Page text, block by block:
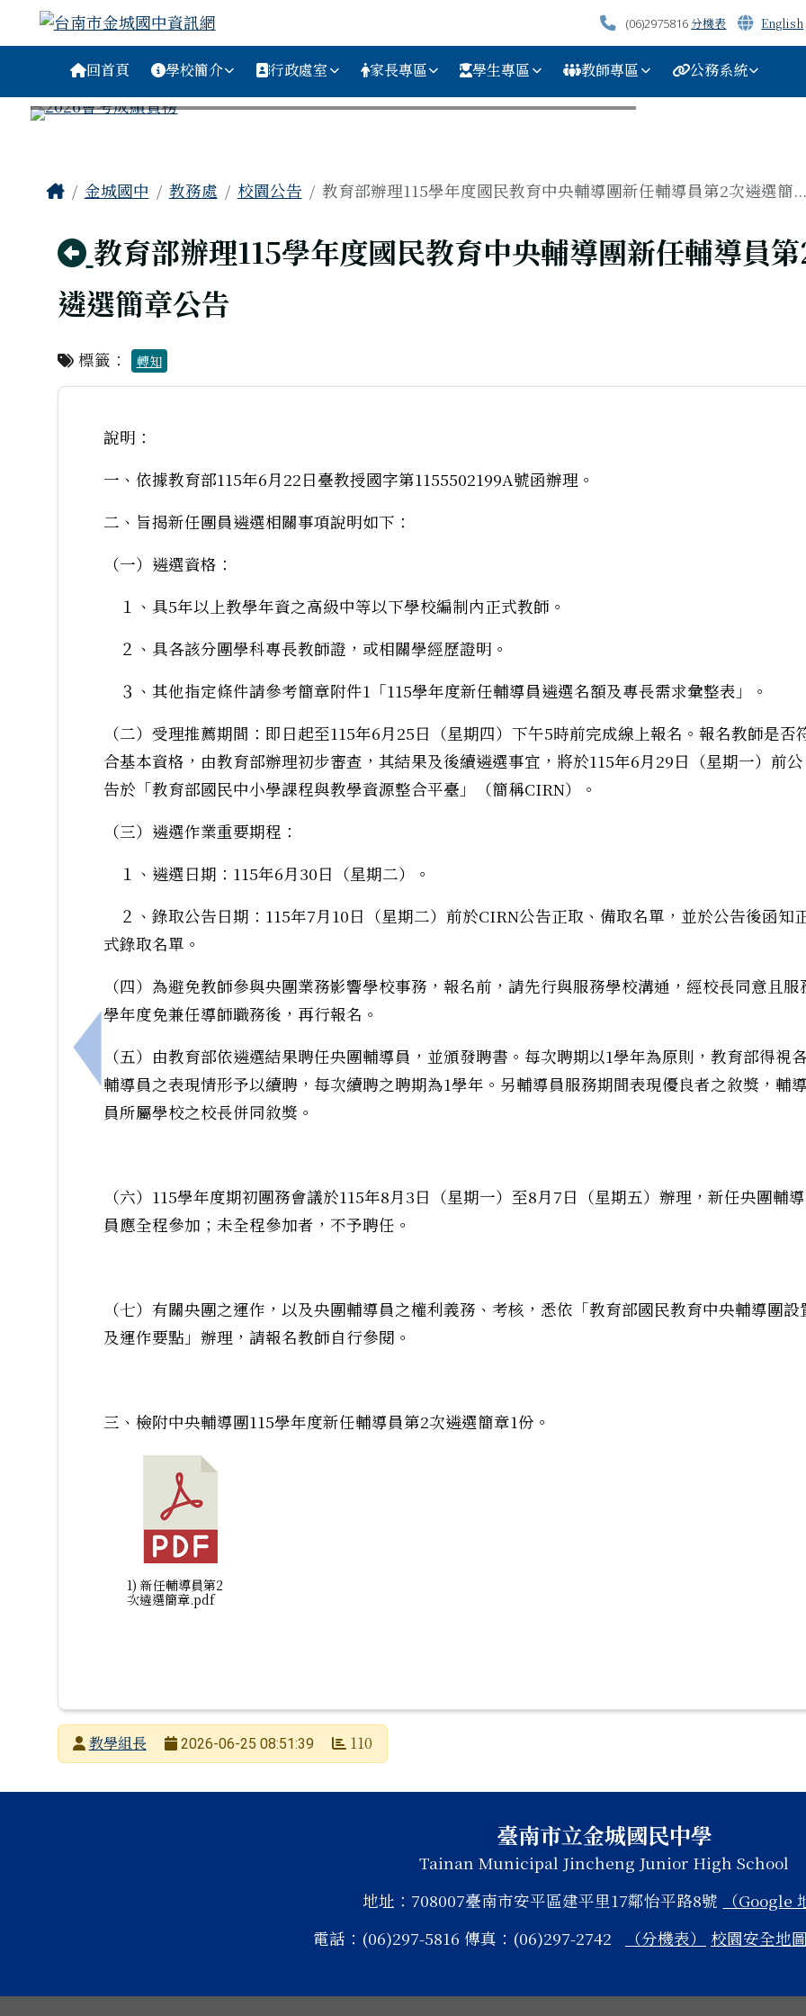
跳至主內容區
台南市金城國中資訊網 (06)2975816分機表 English
導覽列回首頁 學校簡介 行政處室 家長專區 學生專區 教師專區 公務系統
主內容區域
Home金城國中 教務處 校園公告 教育部辦理115學年度國民教育中央輔導團新任輔導員第2次遴選簡...
回上頁
教育部辦理115學年度國民教育中央輔導團新任輔導員
遴選簡章公告
標籤： 轉知
上一筆：115學年教科書選用版本
說明：
一、依據教育部115年6月22日臺教授國字第1155502199A號函辦理。
二、旨揭新任團員遴選相關事項說明如下：
（一）遴選資格：
１、具5年以上教學年資之高級中等以下學校編制內正式教師。
２、具各該分團學科專長教師證，或相關學經歷證明。
３、其他指定條件請參考簡章附件1「115學年度新任輔導員遴選名額及專長需求彙整表」。
（二）受理推薦期間：即日起至115年6月25日（星期四）下午5時前完成線上報名。報名教師是否
合基本資格，由教育部辦理初步審查，其結果及後續遴選事宜，將於115年6月29日（星期一）前公
告於「教育部國民中小學課程與教學資源整合平臺」（簡稱CIRN）。
（三）遴選作業重要期程：
１、遴選日期：115年6月30日（星期二）。
２、錄取公告日期：115年7月10日（星期二）前於CIRN公告正取、備取名單，並於公告後函知
式錄取名單。
（四）為避免教師參與央團業務影響學校事務，報名前，請先行與服務學校溝通，經校長同意且服
學年度免兼任導師職務後，再行報名。
（五）由教育部依遴選結果聘任央團輔導員，並頒發聘書。每次聘期以1學年為原則，教育部得視
輔導員之表現情形予以續聘，每次續聘之聘期為1學年。另輔導員服務期間表現優良者之敘獎，輔
員所屬學校之校長併同敘獎。
（六）115學年度期初團務會議於115年8月3日（星期一）至8月7日（星期五）辦理，新任央團輔導
員應全程參加；未全程參加者，不予聘任。
（七）有關央團之運作，以及央團輔導員之權利義務、考核，悉依「教育部國民教育中央輔導團設
及運作要點」辦理，請報名教師自行參閱。
三、檢附中央輔導團115學年度新任輔導員第2次遴選簡章1份。
1) 新任輔導員第2
次遴選簡章.pdf
發布者教學組長
2026-06-25 08:51:39 110
頁尾區域
臺南市立金城國民中學
Tainan Municipal Jincheng Junior High School
地址：708007臺南市安平區建平里17鄰怡平路8號
（Google
電話：(06)297-5816 傳真：(06)297-2742
（分機表） 校園安全地